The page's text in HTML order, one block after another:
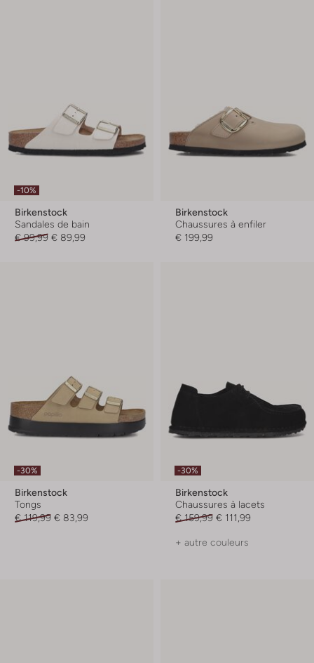
-10%
Birkenstock
Sandales de bain
€ 99,99 € 89,99
Birkenstock
Chaussures à enfiler
€ 199,99
-30%
Birkenstock
Tongs
€ 119,99 € 83,99
-30%
Birkenstock
Chaussures à lacets
€ 159,99 € 111,99
+ autre couleurs